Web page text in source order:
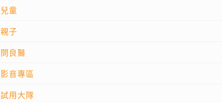
兒童
親子
問良醫
影音專區
試用大隊